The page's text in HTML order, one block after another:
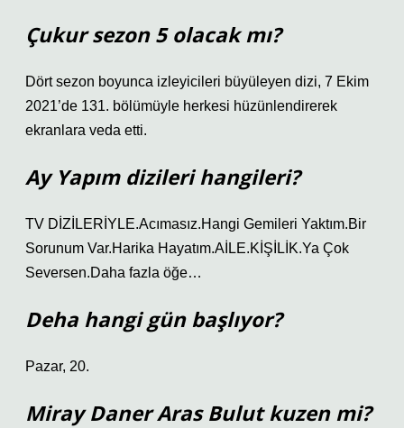
Çukur sezon 5 olacak mı?
Dört sezon boyunca izleyicileri büyüleyen dizi, 7 Ekim
2021’de 131. bölümüyle herkesi hüzünlendirerek
ekranlara veda etti.
Ay Yapım dizileri hangileri?
TV DİZİLERİYLE.Acımasız.Hangi Gemileri Yaktım.Bir
Sorunum Var.Harika Hayatım.AİLE.KİŞİLİK.Ya Çok
Seversen.Daha fazla öğe…
Deha hangi gün başlıyor?
Pazar, 20.
Miray Daner Aras Bulut kuzen mi?